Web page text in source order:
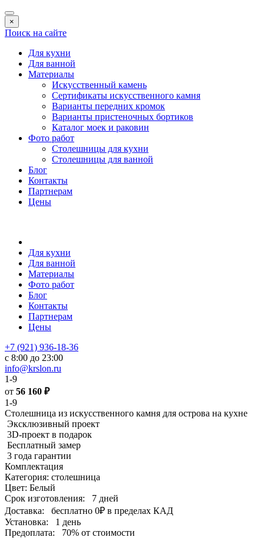
×
Поиск на сайте
Для кухни
Для ванной
Материалы
Искусственный камень
Сертификаты искусственного камня
Варианты передних кромок
Варианты пристеночных бортиков
Каталог моек и раковин
Фото работ
Столешницы для кухни
Столешницы для ванной
Блог
Контакты
Партнерам
Цены
Для кухни
Для ванной
Материалы
Фото работ
Блог
Контакты
Партнерам
Цены
+7 (921) 936-18-36
с 8:00 до 23:00
info@krslon.ru
1-9
от 56 160 ₽
1-9
Столешница из искусственного камня для острова на кухне
Эксклюзивный проект
3D-проект в подарок
Бесплатный замер
3 года гарантии
Комплектация
Категория: столешница
Цвет: Белый
Срок изготовления:
7 дней
Доставка:
бесплатно 0₽ в пределах КАД
Установка:
1 день
Предоплата:
70% от стоимости